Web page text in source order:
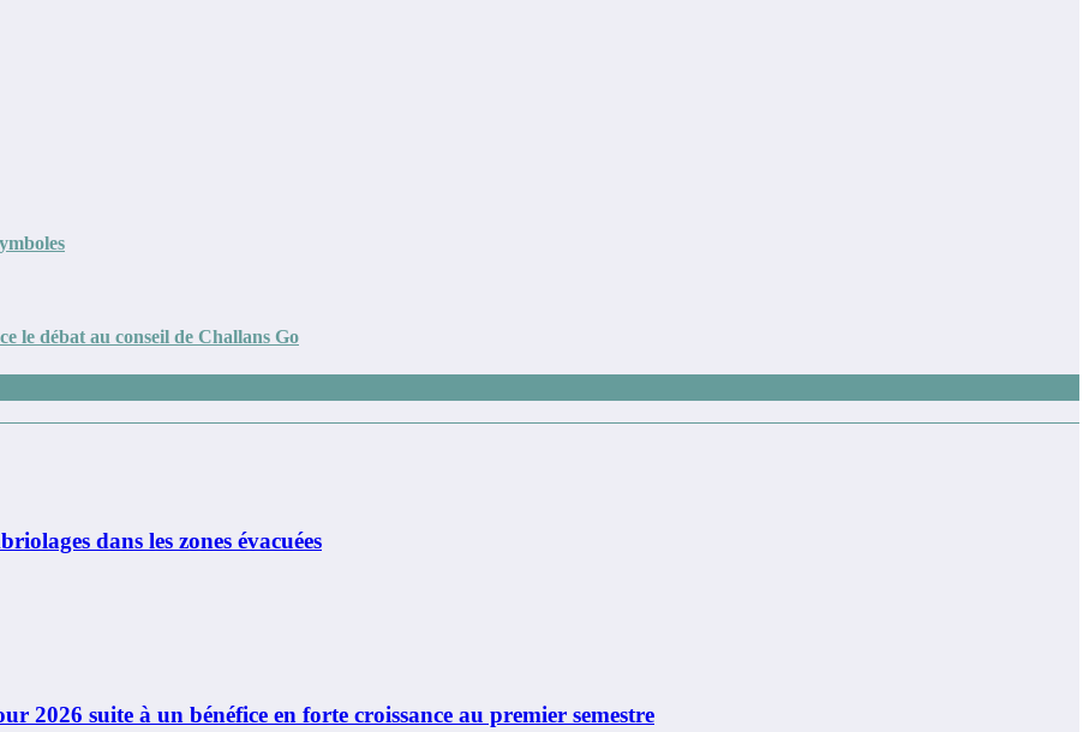
le débat au conseil de Challans Go
dans les zones évacuées
2026 suite à un bénéfice en forte croissance au premier semestre